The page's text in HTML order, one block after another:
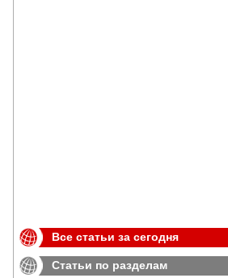
Все статьи за сегодня
Статьи по разделам